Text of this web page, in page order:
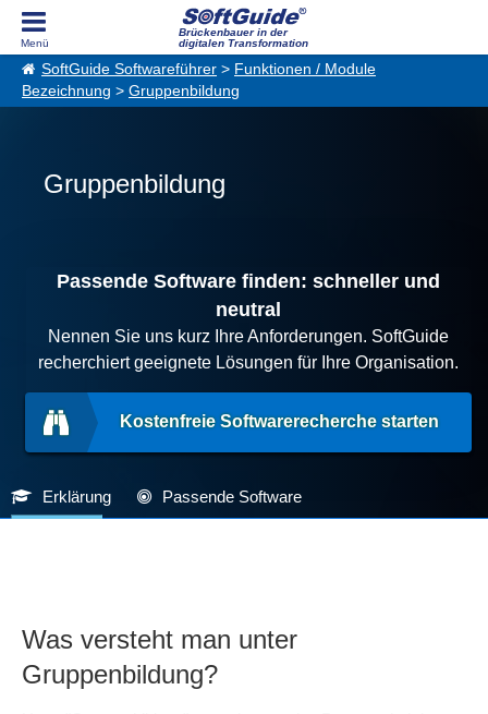
Brückenbauer in der
digitalen Transformation
SoftGuide Softwareführer > Funktionen / Module
Bezeichnung > Gruppenbildung
Gruppenbildung
Passende Software finden: schneller und
neutral
Nennen Sie uns kurz Ihre Anforderungen. SoftGuide
recherchiert geeignete Lösungen für Ihre Organisation.
Kostenfreie Softwarerecherche starten
Erklärung Passende Software
Was versteht man unter
Gruppenbildung?